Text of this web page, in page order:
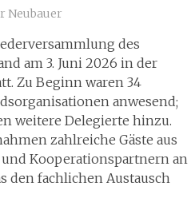
Neubauer
des
am 3. Juni 2026 in der
Zu Beginn waren 34
anwesend;
weitere Delegierte hinzu.
zahlreiche Gäste aus
Kooperationspartnern an
den fachlichen Austausch